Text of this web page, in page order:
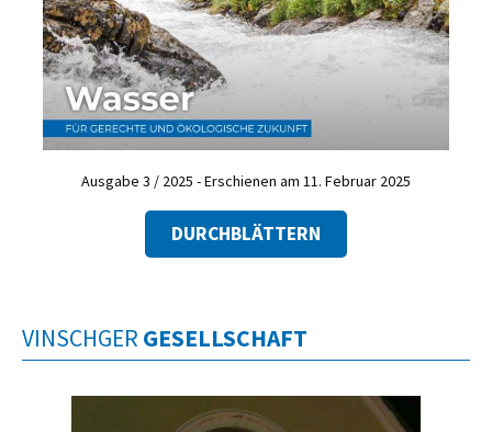
Ausgabe 3 / 2025 - Erschienen am 11. Februar 2025
DURCHBLÄTTERN
VINSCHGER GESELLSCHAFT